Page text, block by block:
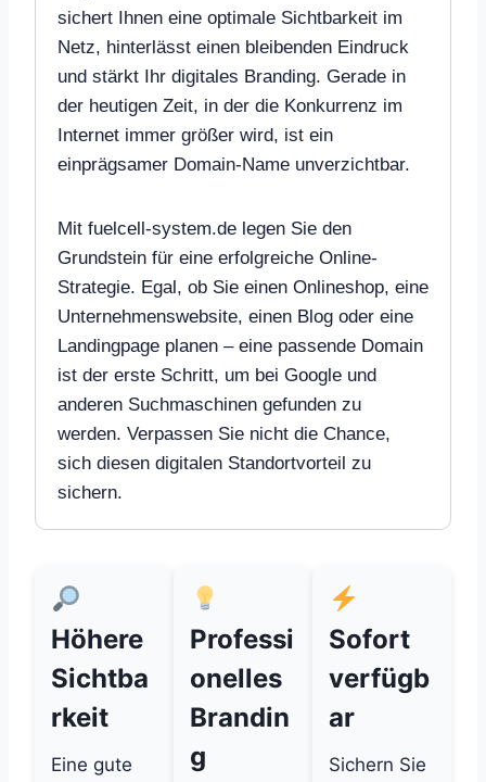
sichert Ihnen eine optimale Sichtbarkeit im
Netz, hinterlässt einen bleibenden Eindruck
und stärkt Ihr digitales Branding. Gerade in
der heutigen Zeit, in der die Konkurrenz im
Internet immer größer wird, ist ein
einprägsamer Domain-Name unverzichtbar.
Mit fuelcell-system.de legen Sie den
Grundstein für eine erfolgreiche Online-
Strategie. Egal, ob Sie einen Onlineshop, eine
Unternehmenswebsite, einen Blog oder eine
Landingpage planen – eine passende Domain
ist der erste Schritt, um bei Google und
anderen Suchmaschinen gefunden zu
werden. Verpassen Sie nicht die Chance,
sich diesen digitalen Standortvorteil zu
sichern.
Höhere
Sichtba
rkeit
Eine gute
Professi
onelles
Brandin
g
Sofort
verfügb
ar
Sichern Sie